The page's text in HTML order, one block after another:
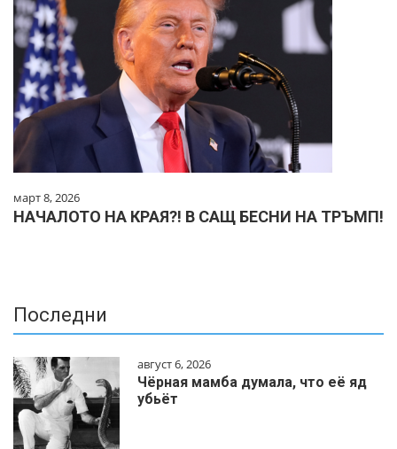
март 8, 2026
НАЧАЛОТО НА КРАЯ?! В САЩ БЕСНИ НА ТРЪМП!
Последни
август 6, 2026
Чёрная мамба думала, что её яд
убьёт